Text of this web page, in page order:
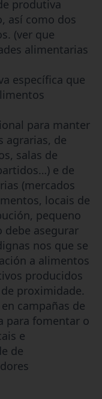
produtiva
así como dos
(ver que
alimentarias
específica que
para manter
agrarias, de
salas de
e de
(mercados
locais de
pequeno
debe asegurar
nos que se
a alimentos
producidos
proximidade.
campañas de
para fomentar o
e
de